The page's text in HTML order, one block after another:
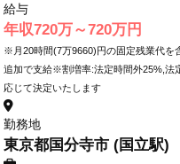
給与
年収720万～720万円
※月20時間(7万9660)円の固定残業代を
追加で支給※割増率:法定時間外25%,法
応じて決定いたします
勤務地
東京都国分寺市 (国立駅)